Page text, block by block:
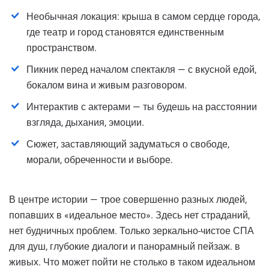
Необычная локация: крыша в самом сердце города,
где театр и город становятся единственным
пространством.
Пикник перед началом спектакля — с вкусной едой,
бокалом вина и живым разговором.
Интерактив с актерами — ты будешь на расстоянии
взгляда, дыхания, эмоции.
Сюжет, заставляющий задуматься о свободе,
морали, обреченности и выборе.
В центре истории — трое совершенно разных людей,
попавших в «идеальное место». Здесь нет страданий,
нет будничных проблем. Только зеркально-чистое СПА
для душ, глубокие диалоги и панорамный пейзаж. в
живых. Что может пойти не столько в таком идеальном